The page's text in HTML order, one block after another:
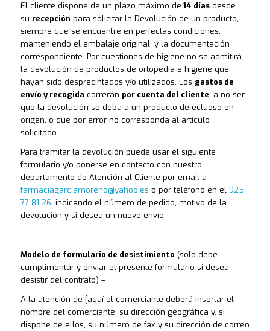
El cliente dispone de un plazo máximo de 14 díasdesde
su recepción para solicitar la Devolución de un producto,
siempre que se encuentre en perfectas condiciones,
manteniendo el embalaje original, y la documentación
correspondiente. Por cuestiones de higiene no se admitirá
la devolución de productos de ortopedia e higiene que
hayan sido desprecintados y/o utilizados. Los gastos de
envío y recogida correrán por cuenta del cliente, a no ser
que la devolución se deba a un producto defectuoso en
origen, o que por error no corresponda al artículo
solicitado.
Para tramitar la devolución puede usar el siguiente
formulario y/o ponerse en contacto con nuestro
departamento de Atención al Cliente por email a
farmaciagarciamoreno@yahoo.es o por teléfono en el 925
77 81 26, indicando el número de pedido, motivo de la
devolución y si desea un nuevo envío.
Modelo de formulario de desistimiento (solo debe
cumplimentar y enviar el presente formulario si desea
desistir del contrato) –
A la atención de [aquí el comerciante deberá insertar el
nombre del comerciante, su dirección geográfica y, si
dispone de ellos, su número de fax y su dirección de correo